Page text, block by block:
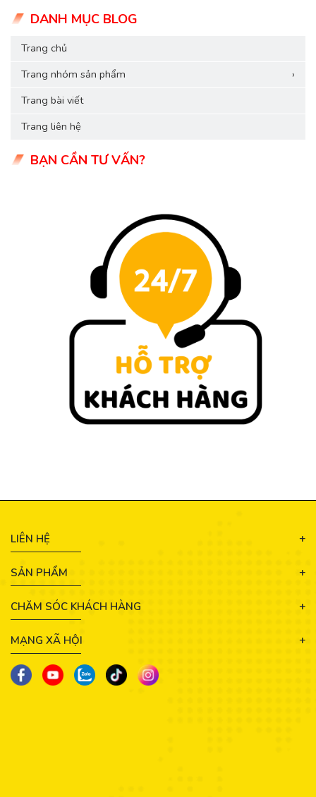
DANH MỤC BLOG
Trang chủ
Trang nhóm sản phẩm
›
Trang bài viết
Trang liên hệ
BẠN CẦN TƯ VẤN?
LIÊN HỆ
SẢN PHẨM
CHĂM SÓC KHÁCH HÀNG
MẠNG XÃ HỘI